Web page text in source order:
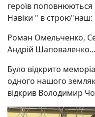
героїв
Навіки " в строю"наш:
Роман Омельченко,
Андрій
Було відкрито
одного нашого
відкрив Володимир